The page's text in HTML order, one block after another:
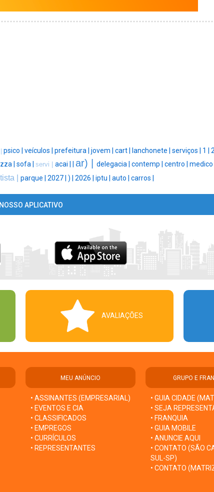
psico | veículos | prefeitura | jovem | cart | lanchonete | serviços | 1 |
| sofa | servi | acai | ar) | delegacia | contemp | centro | medico |
| parque | 2027 | ) | 2026 | iptu | auto | carros |
APLICATIVO
AVALIAÇÕES
MEU ANÚNCIO
• ASSINANTES (EMPRESARIAL)
• EVENTOS E CIA
• CLASSIFICADOS
• EMPREGOS
• CURRÍCULOS
• REPRESENTANTES
GRUPO E
• GUIA CIDADE
• SEJA
• FRANQUIA
• GUIA MOBILE
• ANUNCIE AQUI
• CONTATO (SÃO
SUL-SP)
• CONTATO